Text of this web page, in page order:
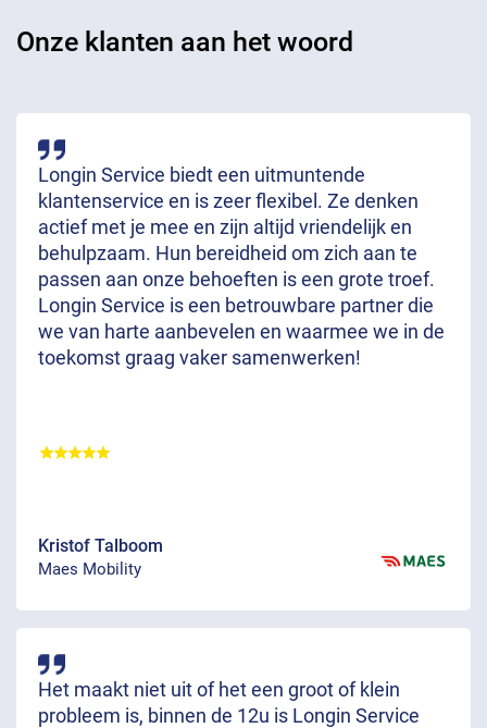
Onze klanten aan het woord
Longin Service biedt een uitmuntende
klantenservice en is zeer flexibel. Ze denken
actief met je mee en zijn altijd vriendelijk en
behulpzaam. Hun bereidheid om zich aan te
passen aan onze behoeften is een grote troef.
Longin Service is een betrouwbare partner die
we van harte aanbevelen en waarmee we in de
toekomst graag vaker samenwerken!
Kristof Talboom
Maes Mobility
Het maakt niet uit of het een groot of klein
probleem is, binnen de 12u is Longin Service